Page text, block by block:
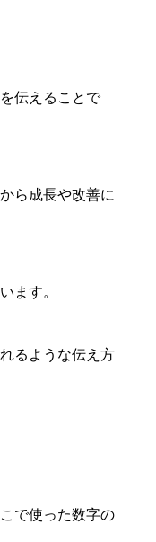
伝えることで
ら成長や改善に
ます。
るような伝え方
で使った数字の